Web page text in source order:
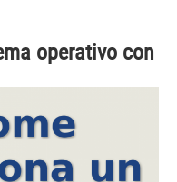
operativo con